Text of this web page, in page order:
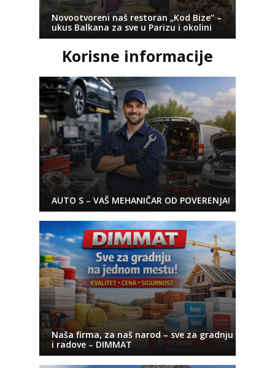
Novootvoreni naš restoran „Kod Bize“ –
ukus Balkana za sve u Parizu i okolini
Korisne informacije
AUTO S – VAŠ MEHANIČAR OD POVERENJA!
Naša firma, za naš narod – sve za gradnju
i radove – DIMMAT